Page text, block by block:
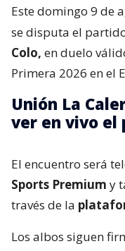
Este domingo 9 de
se disputa el
Colo, en duelo
Primera 2026 en el
Unión La
ver en vivo el
El encuentro será
Sports Premium y
través de la
Los albos siguen